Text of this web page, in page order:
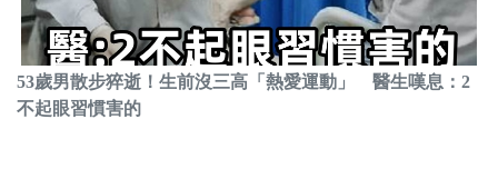
53歲男散步猝逝！生前沒三高「熱愛運動」 醫生嘆息：2
不起眼習慣害的